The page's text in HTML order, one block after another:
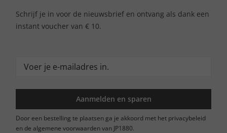
Schrijf je in voor de nieuwsbrief en ontvang als dank een
instant voucher van € 10.
Aanmelden en sparen
Door een bestelling te plaatsen ga je akkoord met het privacybeleid
en de algemene voorwaarden van JP1880.